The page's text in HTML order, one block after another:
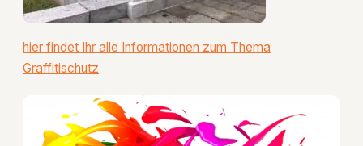
hier findet Ihr alle Informationen zum Thema
Graffitischutz